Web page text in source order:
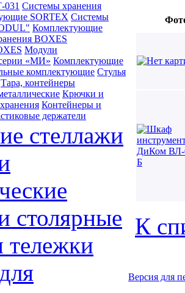
Системы хранения
SORTEX Системы
Комплектующие
BOXES
Модули
«МИ» Комплектующие
комплектующие Стулья
Тара, контейнеры
Крючки и
Контейнеры и
держатели
стеллажи
столярные К
Версия для